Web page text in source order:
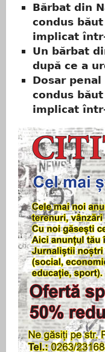
Bărbat din
condus
implicat
Un bărbat
după ce a
Dosar
condus
implicat